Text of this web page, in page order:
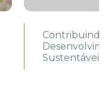
Sustentáveis